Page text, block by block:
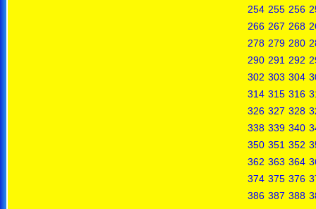
254 255 256
266 267 268
278 279 280
290 291 292
302 303 304
314 315 316
326 327 328
338 339 340
350 351 352
362 363 364
374 375 376
386 387 388